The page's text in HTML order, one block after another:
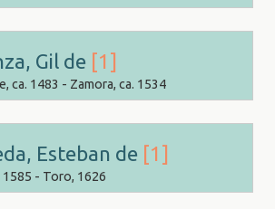
Gil de [1]
ca. 1483 - Zamora, ca. 1534
Esteban de [1]
- Toro, 1626